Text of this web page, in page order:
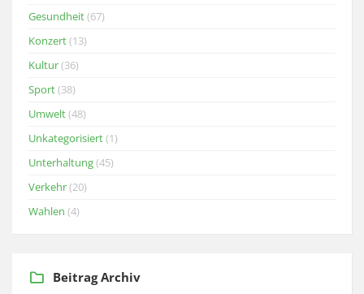
Gesundheit(67)
Konzert(13)
Kultur(36)
Sport(38)
Umwelt(48)
Unkategorisiert(1)
Unterhaltung(45)
Verkehr(20)
Wahlen (4)
Beitrag Archiv